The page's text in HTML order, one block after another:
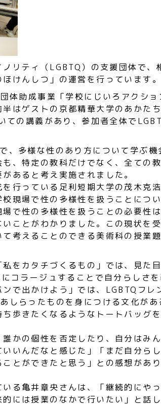
リティ（LGBTQ）の支援団体で、
けんしつ」の運営を行っています。
体助成事業「学校にじいろアクショ
はゲストの京都精華大学のあかた
ての講義があり、参加者全体で
、多様な性のあり方について学ぶ機
、特定の教科だけでなく、全ての教
あると考え実施されました。
行っている足利短期大学の茂木克
現場で性の多様性を扱うことにつ
で性の多様性を扱うことの必要性
ことがわかりました。この現状を受
考えることのできる美術科の授業
をカタチづくるもの」では、見た
コラージュすることで自分らしさを
で出かけよう」では、LGBTQフレ
しらったものを身につける文化があ
歩きたくなるようなトートバッグ
かの個性を否定したり、自分はみ
いんだなと感じた」「まだ自分ら
とができたと思う」との感想があ
る亀井章央さんは、「継続的にや
には授業のなかで行いたい」と話